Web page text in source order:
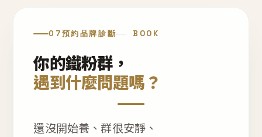
07預約品牌診斷 BOOK
你的鐵粉群，
遇到什麼問題嗎？
還沒開始養、群很安靜、